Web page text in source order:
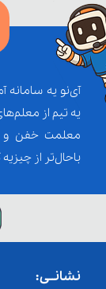
آی‌نو یه
یه تیم از
معلمت خفن و
باحال‌تر از
نشانــی: